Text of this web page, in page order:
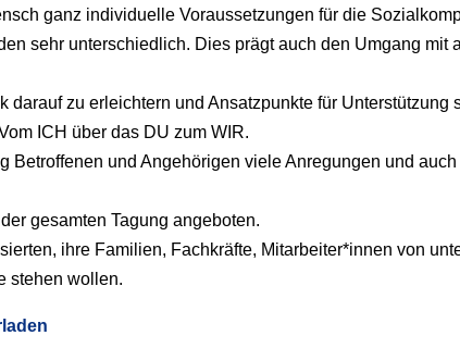
ganz individuelle Voraussetzungen für die
sehr unterschiedlich. Dies prägt auch den Umgang mit
zu erleichtern und Ansatzpunkte für Unterstützung
ICH über das DU zum WIR.
Betroffenen und Angehörigen viele Anregungen und
gesamten Tagung angeboten.
ihre Familien, Fachkräfte, Mitarbeiter*innen von
stehen wollen.